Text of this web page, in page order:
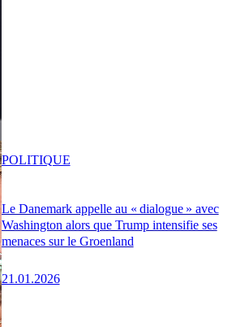
Le Danemark appelle au « dialogue » avec
Washington alors que Trump intensifie ses
menaces sur le Groenland
21.01.2026
POLITIQUE